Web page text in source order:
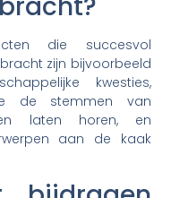
die succesvol
zijn bijvoorbeeld
kwesties,
de stemmen van
laten horen, en
aan de kaak